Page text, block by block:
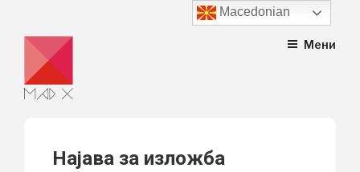
content
Мени
Најава за изложба
Macedonian